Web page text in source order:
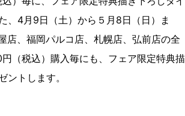
4月9日（土）から５月8日（日）ま
店、福岡パルコ店、札幌店、弘前店の全
（税込）購入毎にも、フェア限定特典描
トします。